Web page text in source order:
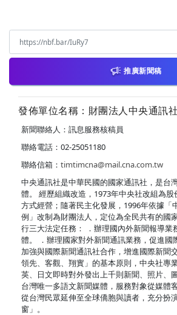
推廣新聞稿
發佈單位名稱：財團法人中央通訊
新聞聯絡人：訊息服務核稿員
聯絡電話：02-25051180
聯絡信箱： timtimcna@mail.cna.com.tw
中央通訊社是中華民國的國家通訊社，是台
體。 經歷組織改造，1973年中央社改組為
方式經營；隨著民主化發展，1996年依據「
例」改制為財團法人，定位為全民共有的國
行三大法定任務： ．辦理國內外新聞報導業
體。 ．辦理國家對外新聞通訊業務，促進國
加強與國際新聞通訊社合作，增進國際新聞
領先、客觀、翔實」的基本原則，中央社專
英、日文即時對外發出上千則新聞、照片、
台灣唯一多語文新聞媒體，服務對象從媒體
從台灣民眾延伸至全球僑胞與讀者，充分扮
窗」。